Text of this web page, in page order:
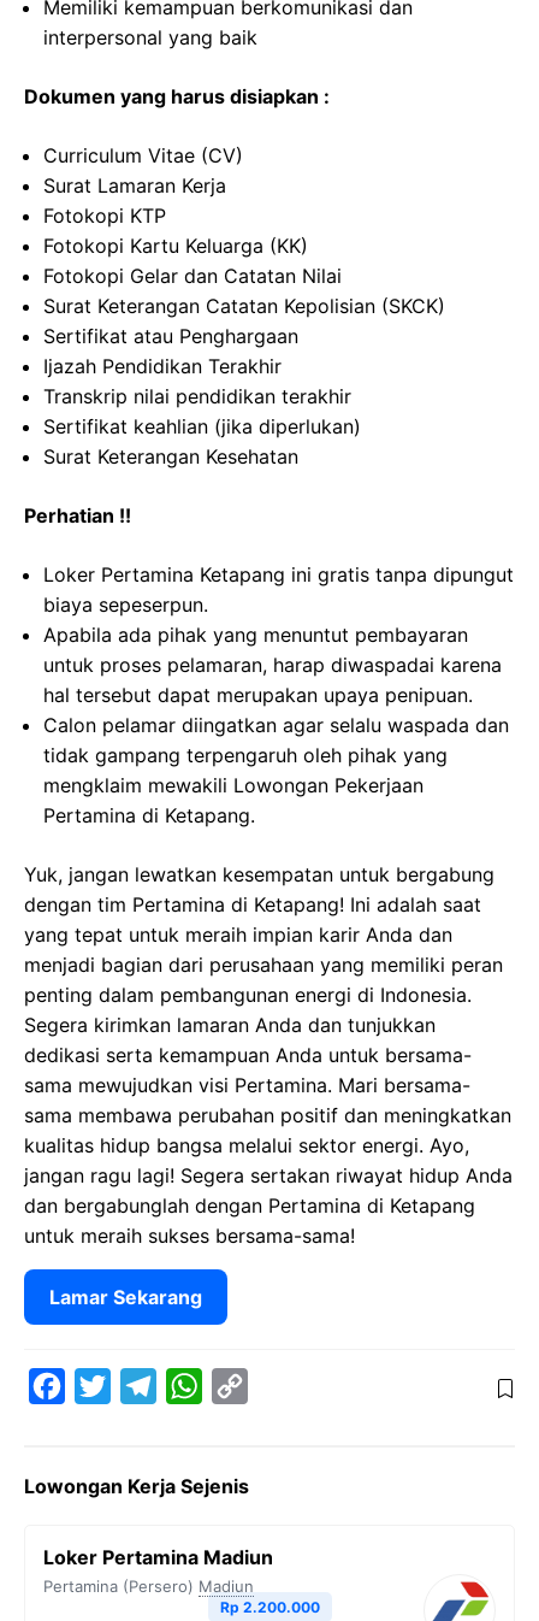
Memiliki kemampuan berkomunikasi dan
interpersonal yang baik
Dokumen yang harus disiapkan :
Curriculum Vitae (CV)
Surat Lamaran Kerja
Fotokopi KTP
Fotokopi Kartu Keluarga (KK)
Fotokopi Gelar dan Catatan Nilai
Surat Keterangan Catatan Kepolisian (SKCK)
Sertifikat atau Penghargaan
Ijazah Pendidikan Terakhir
Transkrip nilai pendidikan terakhir
Sertifikat keahlian (jika diperlukan)
Surat Keterangan Kesehatan
Perhatian !!
Loker Pertamina Ketapang ini gratis tanpa dipungut
biaya sepeserpun.
Apabila ada pihak yang menuntut pembayaran
untuk proses pelamaran, harap diwaspadai karena
hal tersebut dapat merupakan upaya penipuan.
Calon pelamar diingatkan agar selalu waspada dan
tidak gampang terpengaruh oleh pihak yang
mengklaim mewakili Lowongan Pekerjaan
Pertamina di Ketapang.
Yuk, jangan lewatkan kesempatan untuk bergabung
dengan tim Pertamina di Ketapang! Ini adalah saat
yang tepat untuk meraih impian karir Anda dan
menjadi bagian dari perusahaan yang memiliki peran
penting dalam pembangunan energi di Indonesia.
Segera kirimkan lamaran Anda dan tunjukkan
dedikasi serta kemampuan Anda untuk bersama-
sama mewujudkan visi Pertamina. Mari bersama-
sama membawa perubahan positif dan meningkatkan
kualitas hidup bangsa melalui sektor energi. Ayo,
jangan ragu lagi! Segera sertakan riwayat hidup Anda
dan bergabunglah dengan Pertamina di Ketapang
untuk meraih sukses bersama-sama!
Lamar Sekarang
e
o
t
e
e
r
W
t
A
p
y
i
n
Lowongan Kerja Sejenis
Loker Pertamina Madiun
Pertamina (Persero) Madiun
Rp 2.200.000